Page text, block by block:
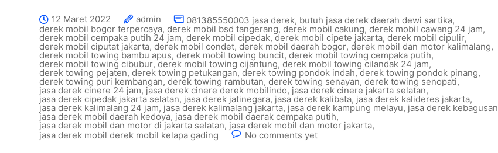
12 Maret 2022 admin 081385550003 jasa derek, butuh jasa derek daerah dewi sartika,
derek mobil bogor terpercaya, derek mobil bsd tangerang, derek mobil cakung, derek mobil cawang 24 jam,
derek mobil cempaka putih 24 jam, derek mobil cipedak,derek mobil cipete jakarta, derek mobil cipulir,
derek mobil ciputat jakarta, derek mobil condet, derek mobil daerah bogor, derek mobil dan motor kalimalang,
derek mobil towing bambu apus, derek mobil towing buncit, derek mobil towing cempaka putih,
derek mobil towing cibubur,derek mobil towing cijantung, derek mobil towing cilandak 24 jam,
derek towing pejaten, derek towing petukangan, derek towing pondok indah,derek towing pondok pinang,
derek towing puri kembangan, derek towing rambutan, derek towing senayan, derek towing senopati,
jasa derek cinere 24 jam, jasa derek cinere derek mobilindo, jasa derek cinere jakarta selatan,
jasa derek cipedak jakarta selatan, jasa derek jatinegara, jasa derek kalibata, jasa derek kalideres jakarta,
jasa derek kalimalang 24 jam, jasa derek kalimalang jakarta, jasa derek kampung melayu, jasa derek kebagusan
jasa derek mobil daerah kedoya, jasa derek mobil daerak cempaka putih,
jasa derek mobil dan motor di jakarta selatan, jasa derek mobil dan motor jakarta,
jasa derek mobil derek mobil kelapa gading
No comments yet